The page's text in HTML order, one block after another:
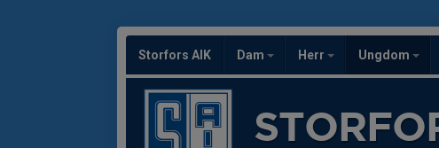
Storfors AIK Dam Herr Ungdom